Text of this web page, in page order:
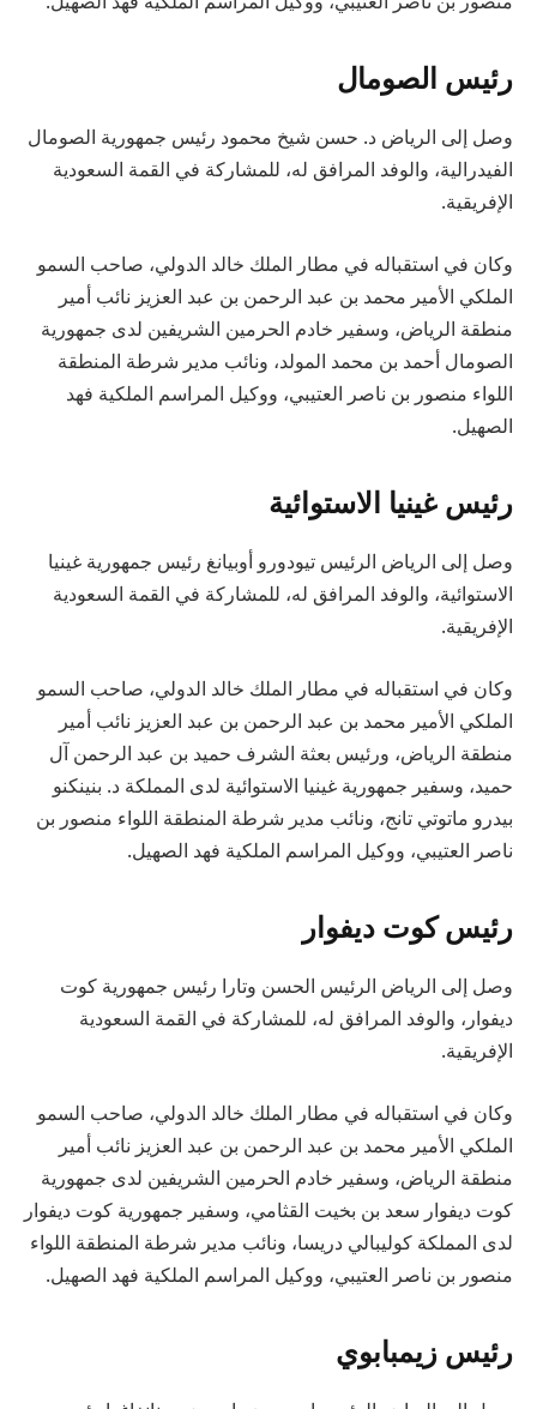
رئيس الصومال
وصل إلى الرياض د. حسن شيخ محمود رئيس جمهورية الصومال
الفيدرالية، والوفد المرافق له، للمشاركة في القمة السعودية
الإفريقية.
وكان في استقباله في مطار الملك خالد الدولي، صاحب السمو
الملكي الأمير محمد بن عبد الرحمن بن عبد العزيز نائب أمير
منطقة الرياض، وسفير خادم الحرمين الشريفين لدى جمهورية
الصومال أحمد بن محمد المولد، ونائب مدير شرطة المنطقة
اللواء منصور بن ناصر العتيبي، ووكيل المراسم الملكية فهد
الصهيل.
رئيس غينيا الاستوائية
وصل إلى الرياض الرئيس تيودورو أوبيانغ رئيس جمهورية غينيا
الاستوائية، والوفد المرافق له، للمشاركة في القمة السعودية
الإفريقية.
وكان في استقباله في مطار الملك خالد الدولي، صاحب السمو
الملكي الأمير محمد بن عبد الرحمن بن عبد العزيز نائب أمير
منطقة الرياض، ورئيس بعثة الشرف حميد بن عبد الرحمن آل
حميد، وسفير جمهورية غينيا الاستوائية لدى المملكة د. بنينكنو
بيدرو ماتوتي تانج، ونائب مدير شرطة المنطقة اللواء منصور بن
ناصر العتيبي، ووكيل المراسم الملكية فهد الصهيل.
رئيس كوت ديفوار
وصل إلى الرياض الرئيس الحسن وتارا رئيس جمهورية كوت
ديفوار، والوفد المرافق له، للمشاركة في القمة السعودية
الإفريقية.
وكان في استقباله في مطار الملك خالد الدولي، صاحب السمو
الملكي الأمير محمد بن عبد الرحمن بن عبد العزيز نائب أمير
منطقة الرياض، وسفير خادم الحرمين الشريفين لدى جمهورية
كوت ديفوار سعد بن بخيت القثامي، وسفير جمهورية كوت ديفوار
لدى المملكة كوليبالي دريسا، ونائب مدير شرطة المنطقة اللواء
منصور بن ناصر العتيبي، ووكيل المراسم الملكية فهد الصهيل.
رئيس زيمبابوي